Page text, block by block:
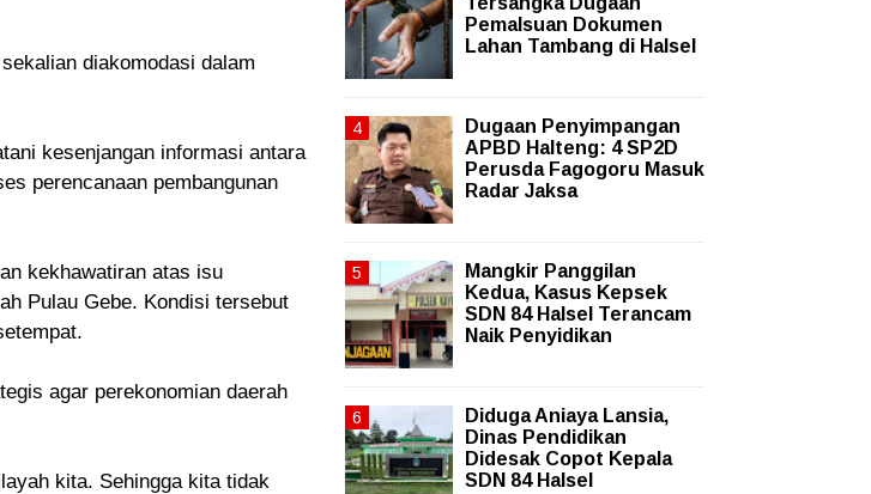
diakomodasi dalam
kesenjangan informasi antara
perencanaan pembangunan
kekhawatiran atas isu
Pulau Gebe. Kondisi tersebut
agar perekonomian daerah
kita. Sehingga kita tidak
Pemalsuan Dokumen
Lahan Tambang di Halsel
Dugaan Penyimpangan
APBD Halteng: 4 SP2D
Perusda Fagogoru Masuk
Radar Jaksa
Mangkir Panggilan
Kedua, Kasus Kepsek
SDN 84 Halsel Terancam
Naik Penyidikan
Diduga Aniaya Lansia,
Dinas Pendidikan
Didesak Copot Kepala
SDN 84 Halsel